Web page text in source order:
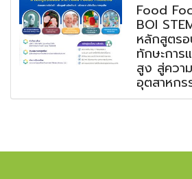
Food
BOI
หลักสูตร
ทักษะการ
สูง สู่ควา
อุตสาหกร